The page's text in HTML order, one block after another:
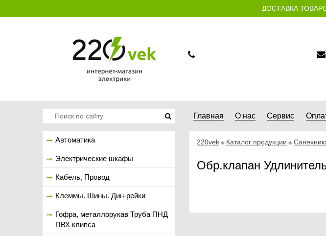
ДОСТАВКА
Автоматика
Электрические шкафы
Кабель, Провод
Клеммы. Шины. Дин-рейки
Гофра, металлорукав Труба ПНД
ПВХ клипса
Главная О нас Сервис
220vek Каталог продукции
Обр.клапан